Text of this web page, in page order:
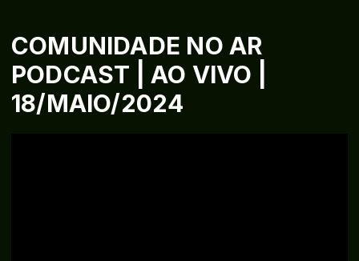
COMUNIDADE NO AR
PODCAST | AO VIVO |
18/MAIO/2024